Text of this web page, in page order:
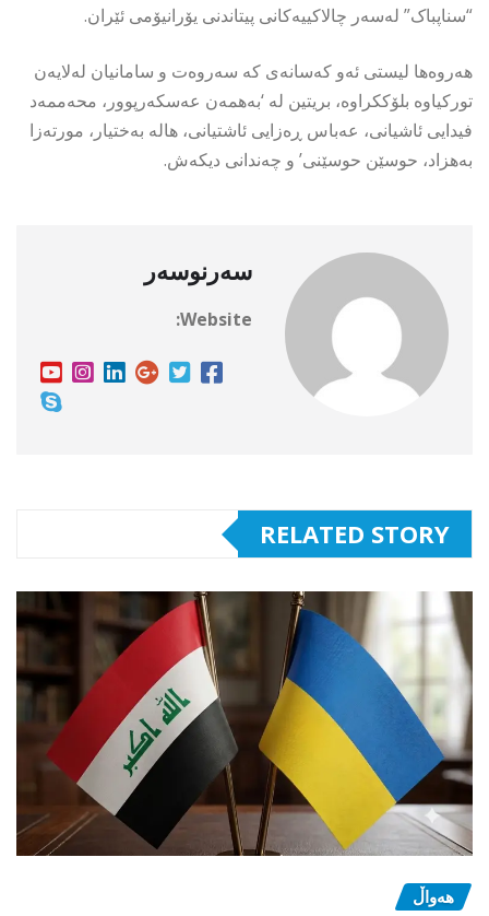
“سناپباک” لەسەر چالاکییەکانی پیتاندنی یۆرانیۆمی ئێران.
هەروەها لیستی ئەو کەسانەی کە سەروەت و سامانیان لەلایەن
تورکیاوە بلۆککراوە، بریتین لە ‘بەهمەن عەسکەرپوور، محەممەد
فیدایی ئاشیانی، عەباس ڕەزایی ئاشتیانی، هالە بەختیار، مورتەزا
بەهزاد، حوسێن حوسێنی’ و چەندانی دیکەش.
سەرنوسەر
Website:
RELATED STORY
هەواڵ